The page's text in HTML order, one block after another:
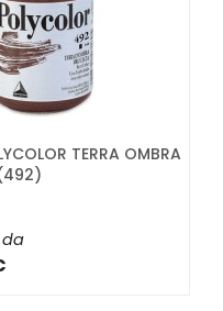
TERRA OMBRA
da